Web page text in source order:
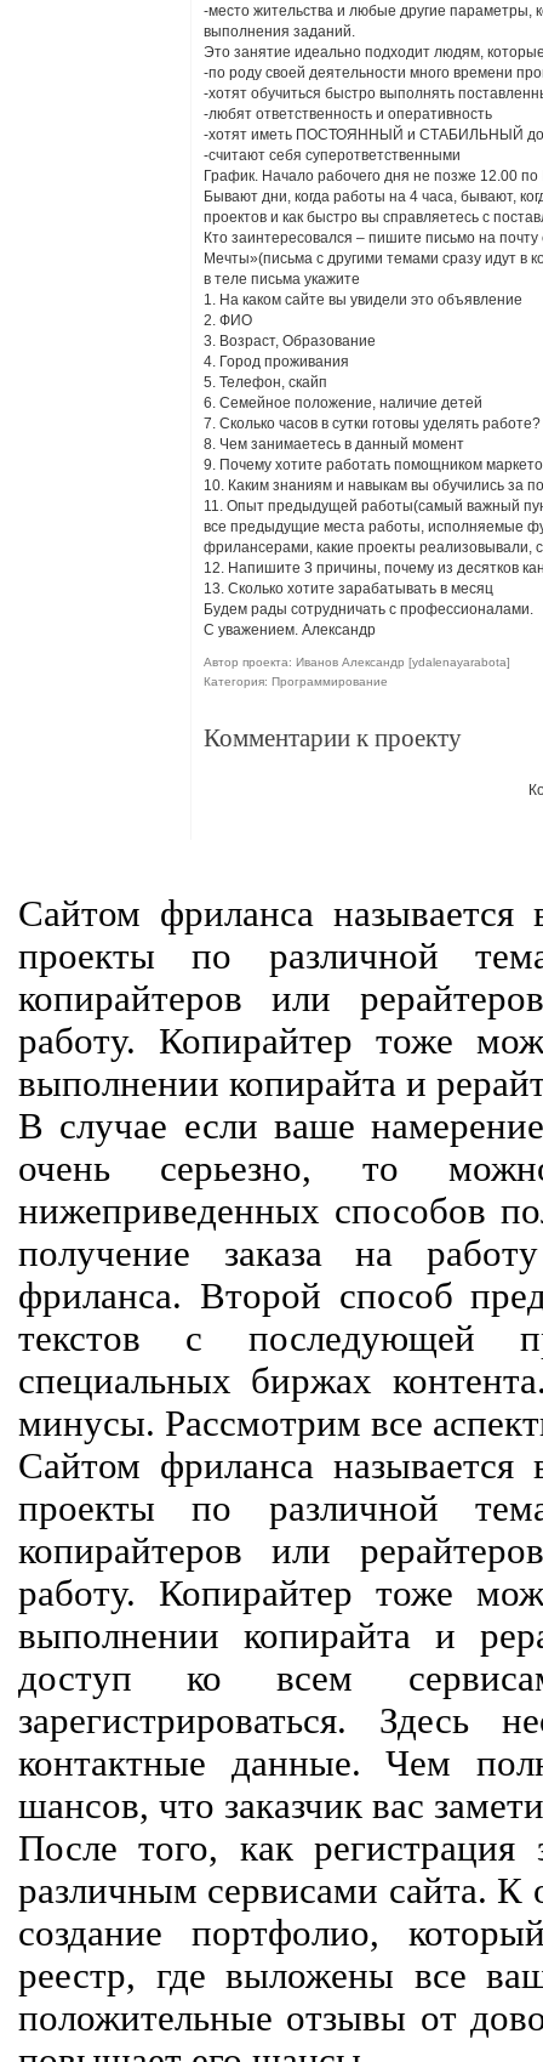
-место жительства и любые другие параметры,
выполнения заданий.
Это занятие идеально подходит людям,
-по роду своей деятельности много времени
-хотят обучиться быстро выполнять
-любят ответственность и оперативность
-хотят иметь ПОСТОЯННЫЙ и СТАБИЛЬНЫЙ
-считают себя суперответственными
График. Начало рабочего дня не позже 12.00 по
Бывают дни, когда работы на 4 часа, бывают,
проектов и как быстро вы справляетесь с
Кто заинтересовался – пишите письмо на
Мечты»(письма с другими темами сразу идут в
в теле письма укажите
1. На каком сайте вы увидели это объявление
2. ФИО
3. Возраст, Образование
4. Город проживания
5. Телефон, скайп
6. Семейное положение, наличие детей
7. Сколько часов в сутки готовы уделять
8. Чем занимаетесь в данный момент
9. Почему хотите работать помощником
10. Каким знаниям и навыкам вы обучились за
11. Опыт предыдущей работы(самый важный
все предыдущие места работы, исполняемые
фрилансерами, какие проекты реализовывали,
12. Напишите 3 причины, почему из десятков
13. Сколько хотите зарабатывать в месяц
Будем рады сотрудничать с профессионалами.
С уважением. Александр
Автор проекта: Иванов Александр [ydalenayarabota]
Категория: Программирование
Комментарии к проекту
Сайтом фриланса называется
проекты по различной
копирайтеров или
работу. Копирайтер тоже
выполнении копирайта и
В случае если ваше
очень серьезно, то
нижеприведенных способов
получение заказа на
фриланса. Второй способ
текстов с последующей
специальных биржах
минусы. Рассмотрим все
Сайтом фриланса называется
проекты по различной
копирайтеров или
работу. Копирайтер тоже
выполнении копирайта и
доступ ко всем
зарегистрироваться. Здесь
контактные данные. Чем
шансов, что заказчик вас
После того, как регистрация
различным сервисами сайта. К
создание портфолио,
реестр, где выложены все
положительные отзывы от